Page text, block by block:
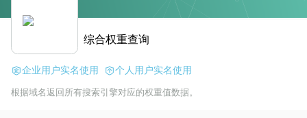
综合权重查询
企业用户实名使用 个人用户实名使用
根据域名返回所有搜索引擎对应的权重值数据。